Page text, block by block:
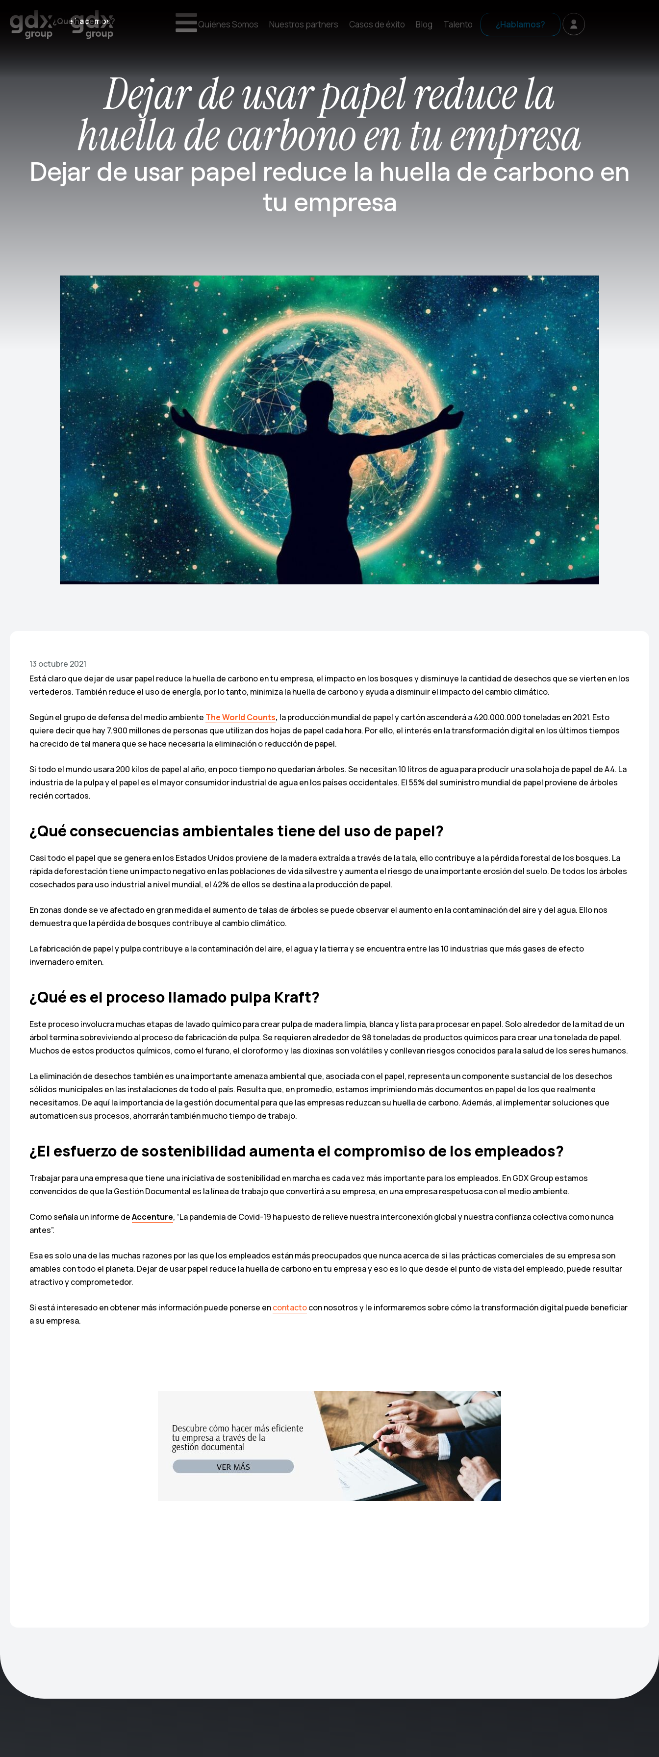
¿Qué hacemos? Quiénes Somos Nuestros partners Casos de éxito Blog Talento ¿Hablamos?
Dejar de usar papel reduce la
huella de carbono en tu empresa
Dejar de usar papel reduce la huella de carbono en
tu empresa
13 octubre 2021
Está claro que dejar de usar papel reduce la huella de carbono en tu empresa, el impacto en los bosques y disminuye la cantidad de desechos que se vierten en los
vertederos. También reduce el uso de energía, por lo tanto, minimiza la huella de carbono y ayuda a disminuir el impacto del cambio climático.
Según el grupo de defensa del medio ambiente The World Counts, la producción mundial de papel y cartón ascenderá a 420.000.000 toneladas en 2021. Esto
quiere decir que hay 7.900 millones de personas que utilizan dos hojas de papel cada hora. Por ello, el interés en la transformación digital en los últimos tiempos
ha crecido de tal manera que se hace necesaria la eliminación o reducción de papel.
Si todo el mundo usara 200 kilos de papel al año, en poco tiempo no quedarían árboles. Se necesitan 10 litros de agua para producir una sola hoja de papel de A4. La
industria de la pulpa y el papel es el mayor consumidor industrial de agua en los países occidentales. El 55% del suministro mundial de papel proviene de árboles
recién cortados.
¿Qué consecuencias ambientales tiene del uso de papel?
Casi todo el papel que se genera en los Estados Unidos proviene de la madera extraída a través de la tala, ello contribuye a la pérdida forestal de los bosques. La
rápida deforestación tiene un impacto negativo en las poblaciones de vida silvestre y aumenta el riesgo de una importante erosión del suelo. De todos los árboles
cosechados para uso industrial a nivel mundial, el 42% de ellos se destina a la producción de papel.
En zonas donde se ve afectado en gran medida el aumento de talas de árboles se puede observar el aumento en la contaminación del aire y del agua. Ello nos
demuestra que la pérdida de bosques contribuye al cambio climático.
La fabricación de papel y pulpa contribuye a la contaminación del aire, el agua y la tierra y se encuentra entre las 10 industrias que más gases de efecto
invernadero emiten.
¿Qué es el proceso llamado pulpa Kraft?
Este proceso involucra muchas etapas de lavado químico para crear pulpa de madera limpia, blanca y lista para procesar en papel. Solo alrededor de la mitad de un
árbol termina sobreviviendo al proceso de fabricación de pulpa. Se requieren alrededor de 98 toneladas de productos químicos para crear una tonelada de papel.
Muchos de estos productos químicos, como el furano, el cloroformo y las dioxinas son volátiles y conllevan riesgos conocidos para la salud de los seres humanos.
La eliminación de desechos también es una importante amenaza ambiental que, asociada con el papel, representa un componente sustancial de los desechos
sólidos municipales en las instalaciones de todo el país. Resulta que, en promedio, estamos imprimiendo más documentos en papel de los que realmente
necesitamos. De aquí la importancia de la gestión documental para que las empresas reduzcan su huella de carbono. Además, al implementar soluciones que
automaticen sus procesos, ahorrarán también mucho tiempo de trabajo.
¿El esfuerzo de sostenibilidad aumenta el compromiso de los empleados?
Trabajar para una empresa que tiene una iniciativa de sostenibilidad en marcha es cada vez más importante para los empleados. En GDX Group estamos
convencidos de que la Gestión Documental es la línea de trabajo que convertirá a su empresa, en una empresa respetuosa con el medio ambiente.
Como señala un informe deAccenture, “La pandemia de Covid-19 ha puesto de relieve nuestra interconexión global y nuestra confianza colectiva como nunca
antes”.
Esa es solo una de las muchas razones por las que los empleados están más preocupados que nunca acerca de si las prácticas comerciales de su empresa son
amables con todo el planeta. Dejar de usar papel reduce la huella de carbono en tu empresa y eso es lo que desde el punto de vista del empleado, puede resultar
atractivo y comprometedor.
Si está interesado en obtener más información puede ponerse encontactocon nosotros y le informaremos sobre cómo la transformación digital puede beneficiar
a su empresa.